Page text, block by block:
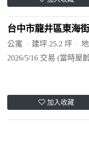
台中市龍井區東海
公寓 建坪 25.2 坪
2026/5/16 交易 (當時屋
加入收藏